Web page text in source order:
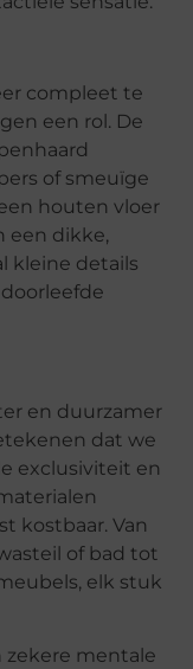
compleet te
een rol. De
of smeuïge
houten vloer
een dikke,
kleine details
en duurzamer
dat we
exclusiviteit en
kostbaar. Van
of bad tot
elk stuk
zekere mentale